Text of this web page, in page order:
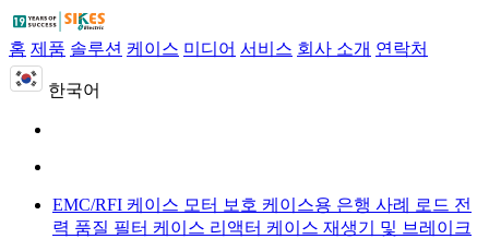
홈 제품 솔루션 케이스 미디어 서비스 회사 소개 연락처
한국어
EMC/RFI 케이스 모터 보호 케이스용 은행 사례 로드 전
력 품질 필터 케이스 리액터 케이스 재생기 및 브레이크